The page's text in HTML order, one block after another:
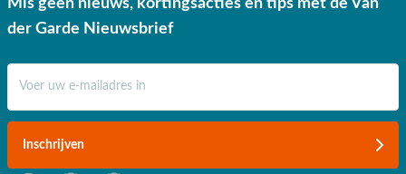
✔ 9.4/10 uit 19.500+ klantbeoordelingen
✔ Goede service
Mis geen nieuws, kortingsacties en tips met de Van
der Garde Nieuwsbrief
Inschrijven